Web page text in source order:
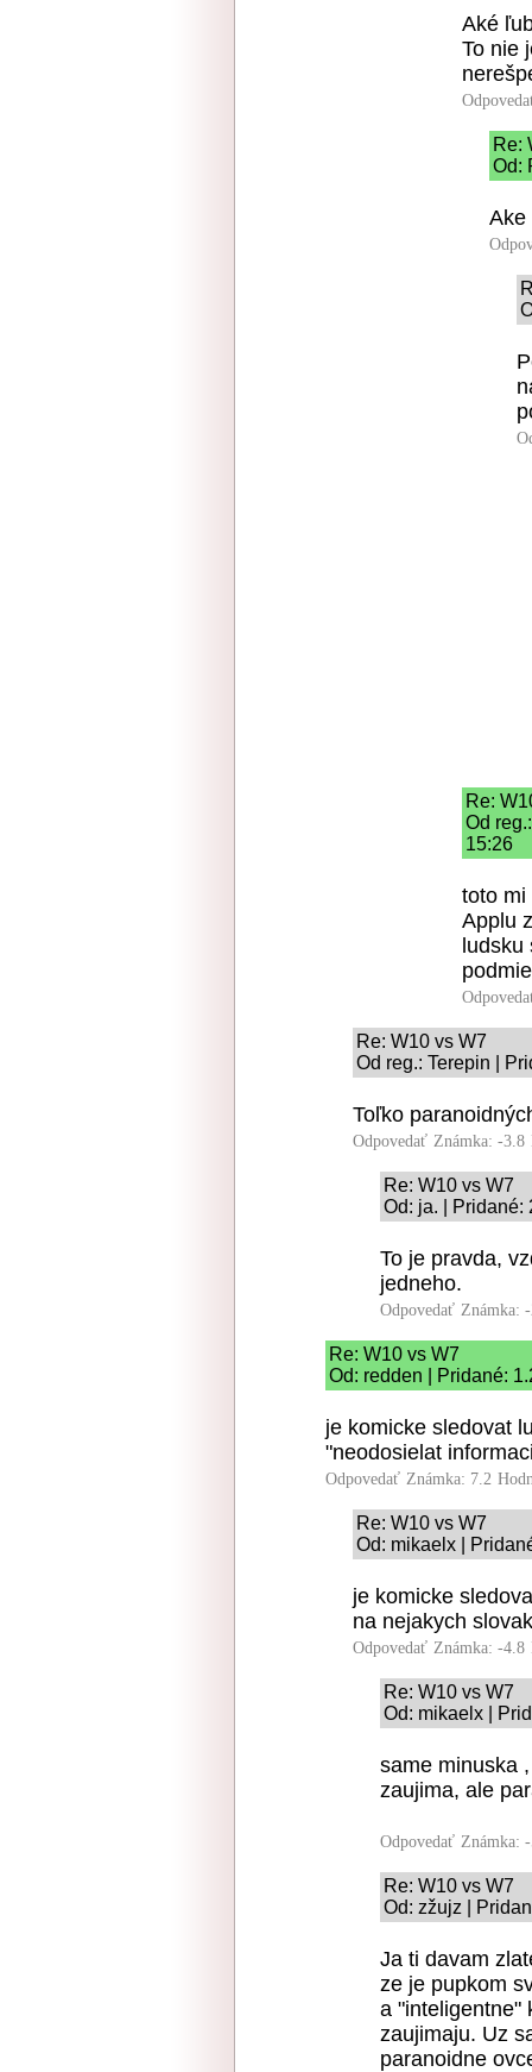
Aké
To nie
Re:
Od:
Ake
Re:
Od
15:26
toto mi
Applu
Re: W10 vs W7
Od reg.: Terepin |
Toľko
Odpovedať Známka: -3.8
Re: W10 vs W7
Od: ja. | Pridané:
To je pravda,
jedneho.
Odpovedať Známka:
Re: W10 vs W7
Od: redden | Pridané:
je komicke sledovat
"neodosielat
Odpovedať Známka: 7.2
Re: W10 vs W7
Od: mikaelx |
je komicke
na nejakych
Odpovedať Známka: -4.8
Re: W10 vs W7
Od: mikaelx |
same minuska
zaujima, ale
Odpovedať Známka:
Re: W10 vs W7
Od: zžujz |
Ja ti davam
ze je pupkom
a "inteligentne"
zaujimaju. Uz
paranoidne